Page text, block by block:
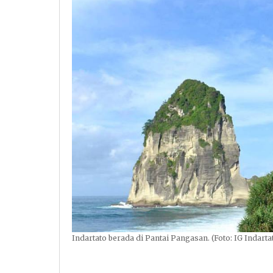
Indartato berada di Pantai Pangasan. (Foto: IG